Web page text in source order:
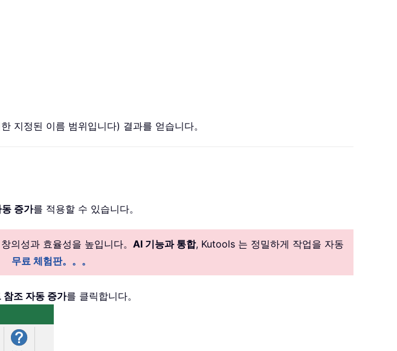
지정된 이름 범위입니다) 결과를 얻습니다。
증가를 적용할 수 있습니다。
의성과 효율성을 높입니다。 AI 기능과 통합, Kutools 는 정밀하게 작업을 자동
무료 체험판。。。
참조 자동 증가를 클릭합니다。